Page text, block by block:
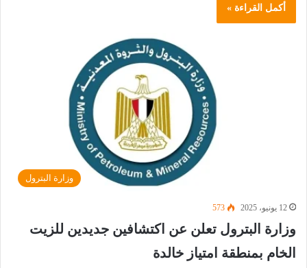
أكمل القراءة »
وزارة البترول
12 يونيو، 2025 573
وزارة البترول تعلن عن اكتشافين جديدين للزيت
الخام بمنطقة امتياز خالدة